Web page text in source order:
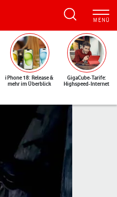
iPhone 18: Release &
mehr im Überblick
GigaCube-Tarife:
Highspeed-Internet